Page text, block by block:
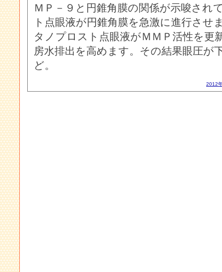
ＭＰ－９と円錐角膜の関係が示唆され
ト点眼液が円錐角膜を急激に進行させ
タノプロスト点眼液がＭＭＰ活性を更
房水排出を高めます。その結果眼圧が
ど。
2012